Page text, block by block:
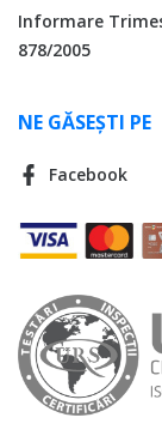
Informare
878/2005
NE GĂSEȘTI PE
Facebook